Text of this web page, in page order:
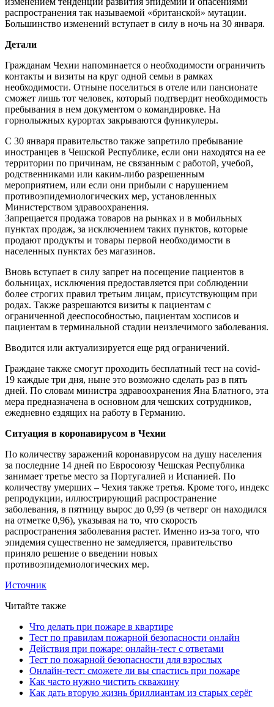
распространения так называемой «британской» мутации.
Большинство изменений вступает в силу в ночь на 30 января.
Детали
Гражданам Чехии напоминается о необходимости ограничить
контакты и визиты на круг одной семьи в рамках
необходимости. Отныне поселиться в отеле или пансионате
сможет лишь тот человек, который подтвердит необходимость
пребывания в нем документом о командировке. На
горнолыжных курортах закрываются фуникулеры.
С 30 января правительство также запретило пребывание
иностранцев в Чешской Республике, если они находятся на ее
территории по причинам, не связанным с работой, учебой,
родственниками или каким-либо разрешенным
мероприятием, или если они прибыли с нарушением
противоэпидемиологических мер, установленных
Министерством здравоохранения.
Запрещается продажа товаров на рынках и в мобильных
пунктах продаж, за исключением таких пунктов, которые
продают продукты и товары первой необходимости в
населенных пунктах без магазинов.
Вновь вступает в силу запрет на посещение пациентов в
больницах, исключения предоставляется при соблюдении
более строгих правил третьим лицам, присутствующим при
родах. Также разрешаются визиты к пациентам с
ограниченной дееспособностью, пациентам хосписов и
пациентам в терминальной стадии неизлечимого заболевания.
Вводится или актуализируется еще ряд ограничений.
Граждане также смогут проходить бесплатный тест на covid-
19 каждые три дня, ныне это возможно сделать раз в пять
дней. По словам министра здравоохранения Яна Блатного, эта
мера предназначена в основном для чешских сотрудников,
ежедневно ездящих на работу в Германию.
Ситуация в коронавирусом в Чехии
По количеству заражений коронавирусом на душу населения
за последние 14 дней по Евросоюзу Чешская Республика
занимает третье место за Португалией и Испанией. По
количеству умерших – Чехия также третья. Кроме того, индекс
репродукции, иллюстрирующий распространение
заболевания, в пятницу вырос до 0,99 (в четверг он находился
на отметке 0,96), указывая на то, что скорость
распространения заболевания растет. Именно из-за того, что
эпидемия существенно не замедляется, правительство
приняло решение о введении новых
противоэпидемиологических мер.
Источник
Читайте также
Что делать при пожаре в квартире
Тест по правилам пожарной безопасности онлайн
Действия при пожаре: онлайн-тест с ответами
Тест по пожарной безопасности для взрослых
Онлайн-тест: сможете ли вы спастись при пожаре
Как часто нужно чистить скважину
Как дать вторую жизнь бриллиантам из старых серёг